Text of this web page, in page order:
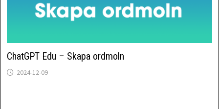
ChatGPT Edu – Skapa ordmoln
2024-12-09